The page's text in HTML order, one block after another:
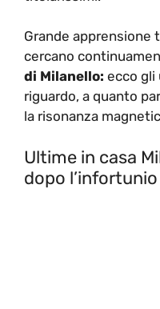
Grande apprensione
cercano
di Milanello: ecco gli
riguardo, a quanto
la risonanza
Ultime in casa
dopo l’infortunio